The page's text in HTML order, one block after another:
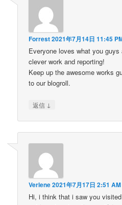
Forrest2021年7月14日 11:45
Everyone loves what you
clever work and reporting!
Keep up the awesome works
to our blogroll.
返信 ↓
Verlene2021年7月17日 2:51 AM
Hi, i think that i saw you